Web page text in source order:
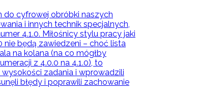
do cyfrowej obróbki naszych
i innych technik specjalnych,
4.1.0. Miłośnicy stylu pracy jaki
nie będą zawiedzeni – choć lista
na kolana (na co mógłby
z 4.0.0 na 4.1.0), to
zadania i wprowadzili
błędy i poprawili zachowanie